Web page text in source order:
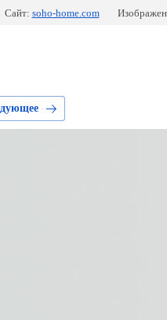
Сайт: soho-home.com